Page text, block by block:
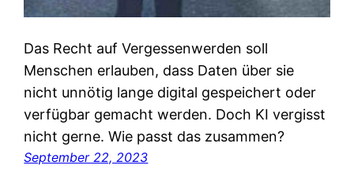
Das Recht auf Vergessenwerden soll
Menschen erlauben, dass Daten über sie
nicht unnötig lange digital gespeichert oder
verfügbar gemacht werden. Doch KI vergisst
nicht gerne. Wie passt das zusammen?
September 22, 2023